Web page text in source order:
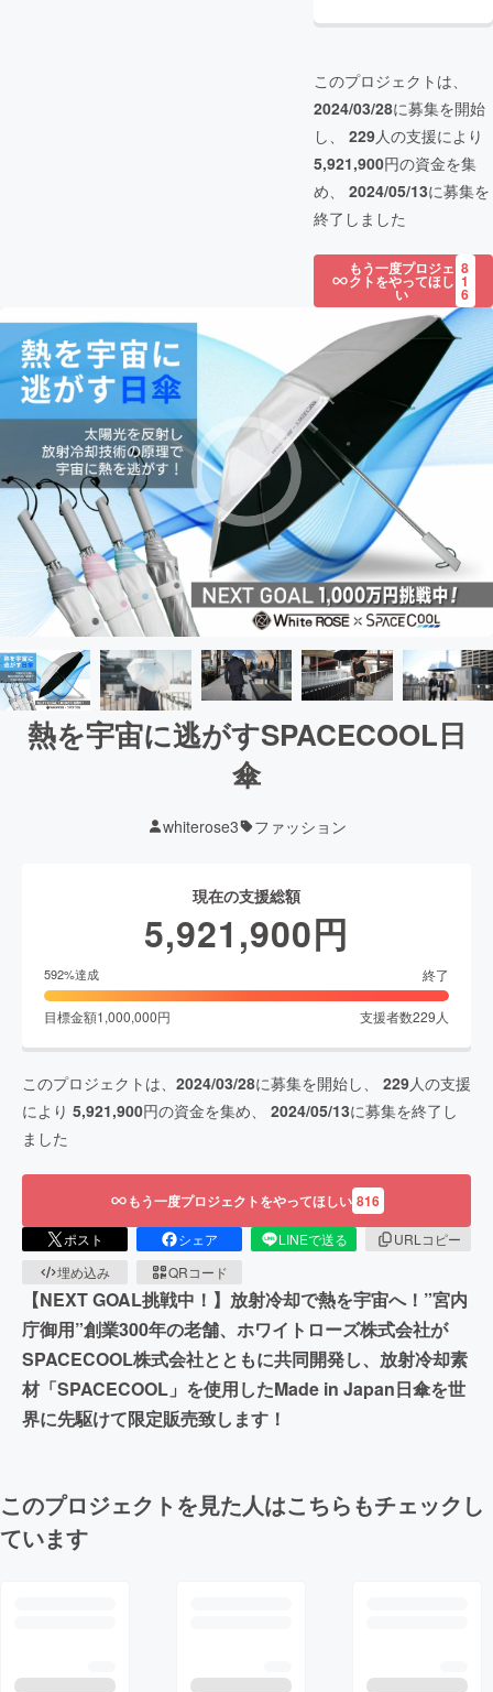
このプロジェクトは、
2024/03/28に募集を開始
し、 229人の支援により
5,921,900円の資金を集
め、 2024/05/13に募集を
終了しました
もう一度プロジェ
クトをやってほし
い
8
1
6
熱を宇宙に逃がすSPACECOOL日
傘
whiterose3 ファッション
現在の支援総額
5,921,900円
592%達成 終了
目標金額1,000,000円 支援者数229 人
このプロジェクトは、 2024/03/28に募集を開始し、 229人の支援
により 5,921,900円の資金を集め、 2024/05/13に募集を終了し
ました
もう一度プロジェクトをやってほしい 816
ポスト シェア LINEで送る
URLコピー
埋め込み
QRコード
【NEXT GOAL挑戦中！】放射冷却で熱を宇宙へ！”宮内
庁御用”創業300年の老舗、ホワイトローズ株式会社が
SPACECOOL株式会社とともに共同開発し、放射冷却素
材「SPACECOOL」を使用したMade in Japan日傘を世
界に先駆けて限定販売致します！
このプロジェクトを見た人はこちらもチェックし
ています